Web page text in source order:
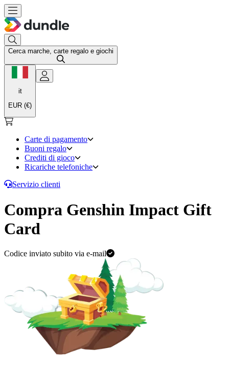
Cerca marche, carte regalo e giochi
it
EUR (€)
Carte di pagamento
Buoni regalo
Crediti di gioco
Ricariche telefoniche
Servizio clienti
Compra Genshin Impact Gift
Card
Codice inviato subito via e-mail